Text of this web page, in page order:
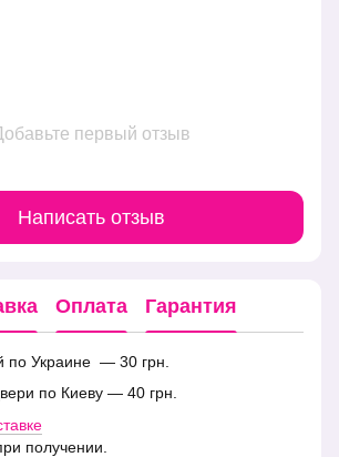
первый отзыв
Написать отзыв
Оплата Гарантия
по Украине — 30 грн.
по Киеву — 40 грн.
получении.